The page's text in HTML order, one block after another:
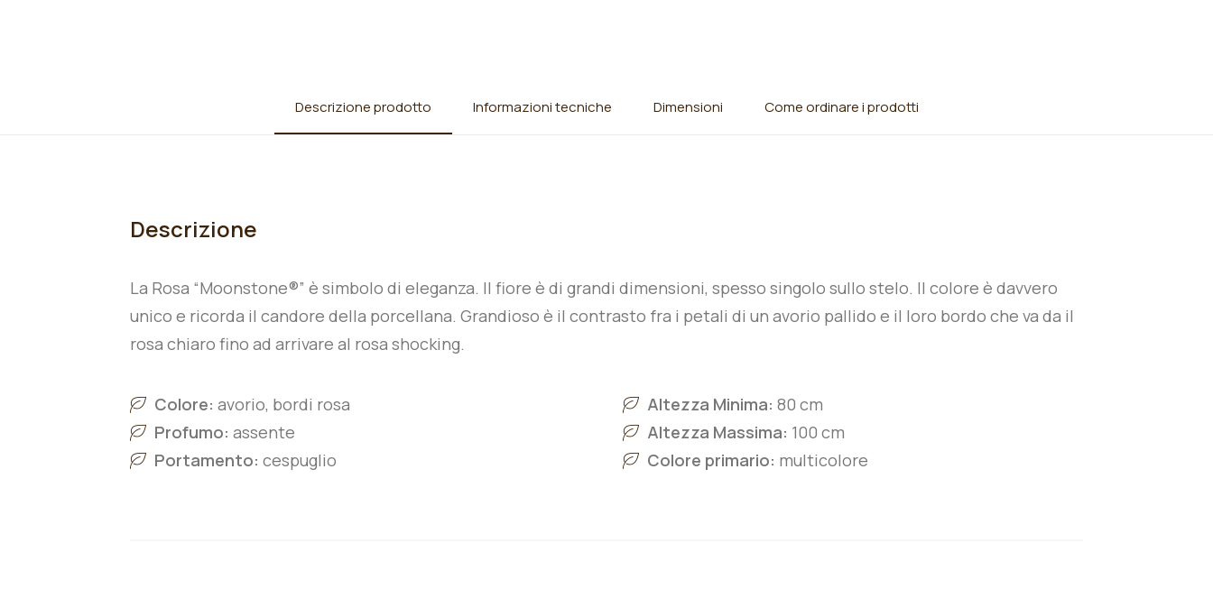
Descrizione prodotto Informazioni tecniche Dimensioni Come ordinare i prodotti
Descrizione
La Rosa “Moonstone®” è simbolo di eleganza. Il fiore è di grandi dimensioni, spesso singolo sullo stelo. Il colore è davvero
unico e ricorda il candore della porcellana. Grandioso è il contrasto fra i petali di un avorio pallido e il loro bordo che va da il
rosa chiaro fino ad arrivare al rosa shocking.
Colore: avorio, bordi rosa
Profumo: assente
Portamento: cespuglio
Altezza Minima: 80 cm
Altezza Massima: 100 cm
Colore primario: multicolore